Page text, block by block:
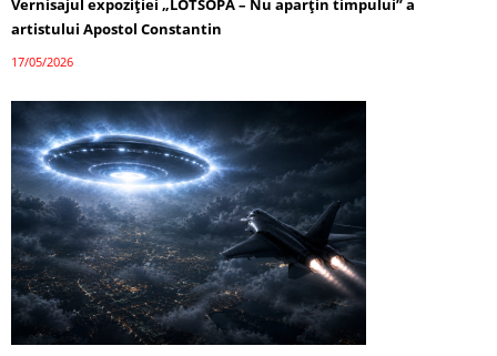
Vernisajul expoziției „LOTSOPA – Nu aparțin timpului” a
artistului Apostol Constantin
17/05/2026